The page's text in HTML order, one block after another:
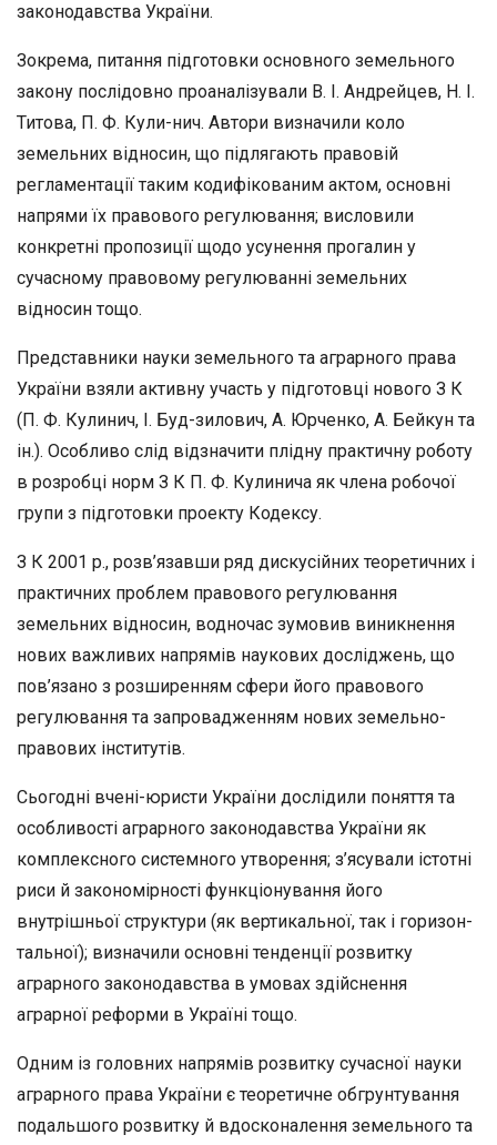
законодавства України.
Зокрема, питання підготовки основного земельного
закону пос­лідовно проаналізували В. І. Андрейцев, Н. І.
Титова, П. Ф. Кули-нич. Автори визначили коло
земельних відносин, що підлягають правовій
регламентації таким кодифікованим актом, основні
нап­рями їх правового регулювання; висловили
конкретні пропозиції щодо усунення прогалин у
сучасному правовому регулюванні зе­мельних
відносин тощо.
Представники науки земельного та аграрного права
України взя­ли активну участь у підготовці нового З К
(П. Ф. Кулинич, І. Буд-зилович, А. Юрченко, А. Бейкун та
ін.). Особливо слід відзначити плідну практичну роботу
в розробці норм З К П. Ф. Кулинича як члена робочої
групи з підготовки проекту Кодексу.
З К 2001 р., розв’язавши ряд дискусійних теоретичних і
практич­них проблем правового регулювання
земельних відносин, водночас зумовив виникнення
нових важливих напрямів наукових дослід­жень, що
пов’язано з розширенням сфери його правового
регулю­вання та запровадженням нових земельно-
правових інститутів.
Сьогодні вчені-юристи України дослідили поняття та
особли­вості аграрного законодавства України як
комплексного системно­го утворення; з’ясували істотні
риси й закономірності функціону­вання його
внутрішньої структури (як вертикальної, так і горизон­
тальної); визначили основні тенденції розвитку
аграрного законо­давства в умовах здійснення
аграрної реформи в Україні тощо.
Одним із головних напрямів розвитку сучасної науки
аграрного права України є теоретичне обгрунтування
подальшого розвитку й вдосконалення земельного та